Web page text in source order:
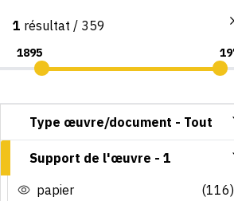
Consultation par image
1 résultat / 359
Type œuvre/document - Tout
Support de l'œuvre - 1
papier
(116)